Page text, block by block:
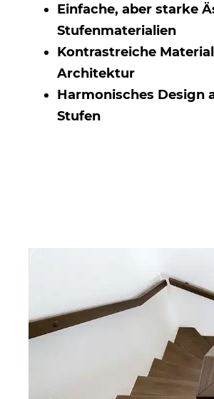
Einfache, aber starke
Stufenmaterialien
Kontrastreiche
Architektur
Harmonisches Design
Stufen